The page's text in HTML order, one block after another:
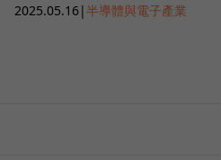
2025.05.16|半導體與電子產業